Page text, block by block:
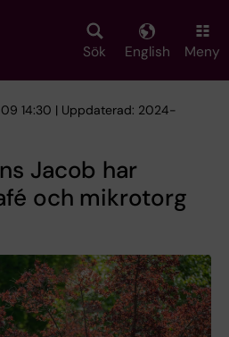
Sök English Meny
14:30 | Uppdaterad: 2024-
Jacob har
och mikrotorg